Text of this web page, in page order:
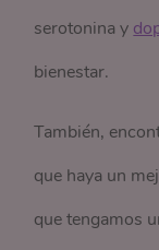
serotonina y
bienestar.
También,
que haya un
que tengamos